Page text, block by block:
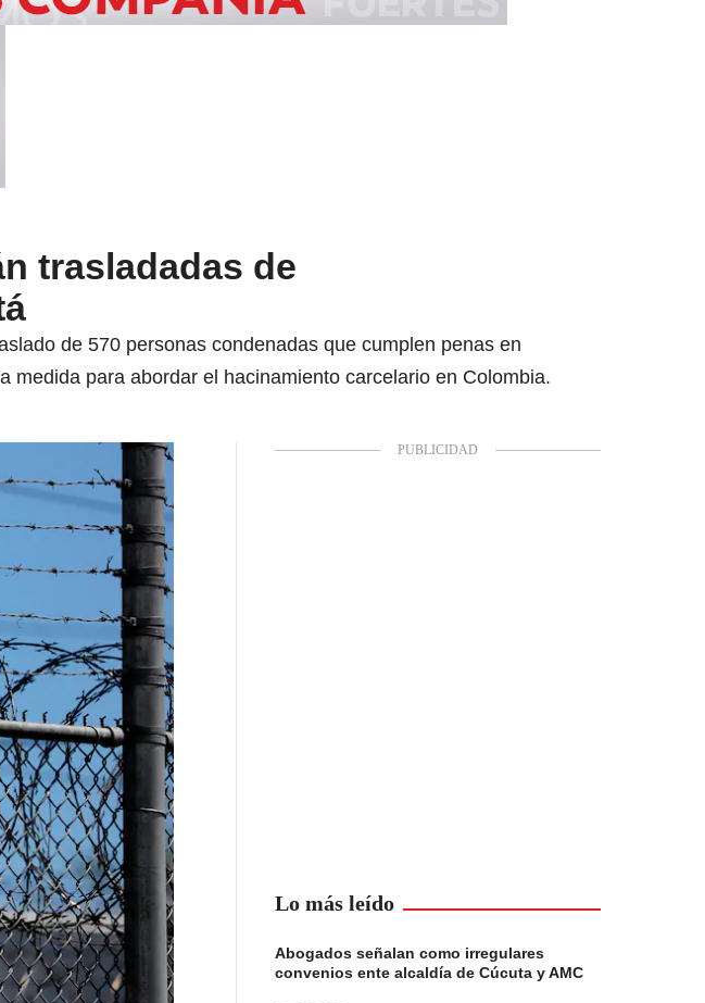
trasladadas de
de 570 personas condenadas que cumplen penas en
para abordar el hacinamiento carcelario en Colombia.
Lo más leído
Abogados señalan como irregulares
convenios ente alcaldía de Cúcuta y AMC